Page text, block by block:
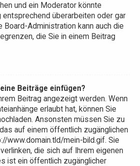
und ein Moderator könnte
entsprechend überarbeiten oder gar
Board-Administration kann auch die
die Sie in einem Beitrag
Beiträge einfügen?
Beitrag angezeigt werden. Wenn
erlaubt hat, können Sie
Ansonsten müssen Sie zu
auf einem öffentlich zugänglichen
www.domain.tld/mein-bild.gif. Sie
die sich auf Ihrem eigenen
ist ein öffentlich zugänglicher